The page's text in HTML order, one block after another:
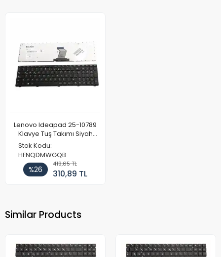
Lenovo Ideapad 25-10789
Klavye Tuş Takımı Siyah
Çerçeveli
Stok Kodu:
HFNQDMWGQB
%26
419,65 TL
310,89 TL
Similar Products